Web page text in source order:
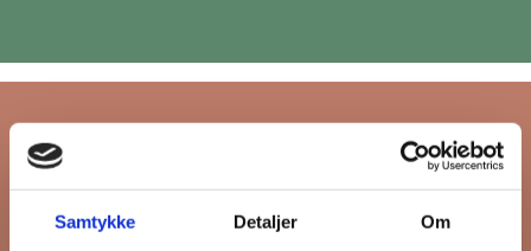
Samtykke Detaljer Om
Tilmeld dig FB